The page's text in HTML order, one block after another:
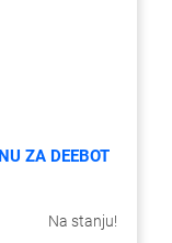
ZA DEEBOT
Na stanju!